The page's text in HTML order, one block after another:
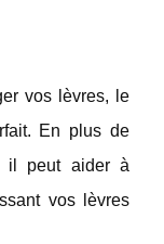
vos lèvres, le
En plus de
il peut aider à
vos lèvres